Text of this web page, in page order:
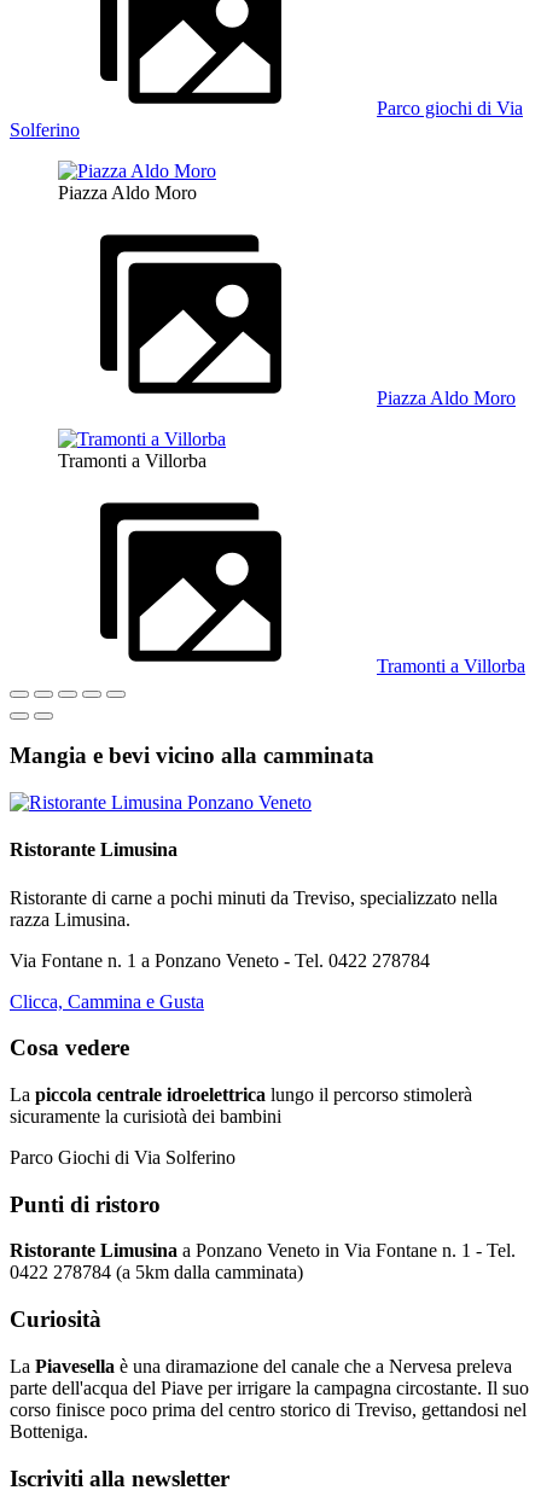
Parco giochi di Via
Solferino
Piazza Aldo Moro
Piazza Aldo Moro
Tramonti a Villorba
Tramonti a Villorba
Mangia e bevi vicino alla camminata
Ristorante Limusina
Ristorante di carne a pochi minuti da Treviso, specializzato nella
razza Limusina.
Via Fontane n. 1 a Ponzano Veneto - Tel. 0422 278784
Clicca, Cammina e Gusta
Cosa vedere
La piccola centrale idroelettrica lungo il percorso stimolerà
sicuramente la curisiotà dei bambini
Parco Giochi di Via Solferino
Punti di ristoro
Ristorante Limusina a Ponzano Veneto in Via Fontane n. 1 - Tel.
0422 278784 (a 5km dalla camminata)
Curiosità
La Piavesella è una diramazione del canale che a Nervesa preleva
parte dell'acqua del Piave per irrigare la campagna circostante. Il suo
corso finisce poco prima del centro storico di Treviso, gettandosi nel
Botteniga.
Iscriviti alla newsletter